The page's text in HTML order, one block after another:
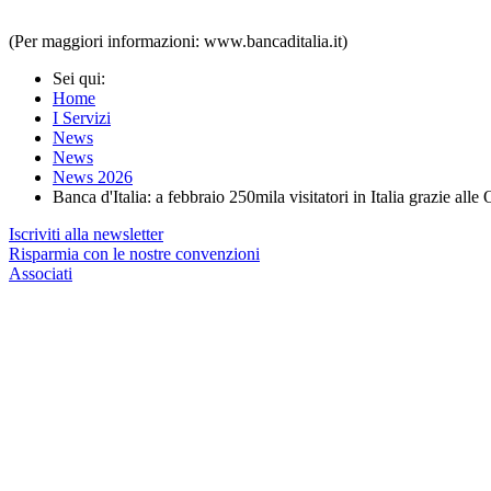
(Per maggiori informazioni: www.bancaditalia.it)
Sei qui:
Home
I Servizi
News
News
News 2026
Banca d'Italia: a febbraio 250mila visitatori in Italia grazie alle
Iscriviti alla newsletter
Risparmia con le nostre convenzioni
Associati